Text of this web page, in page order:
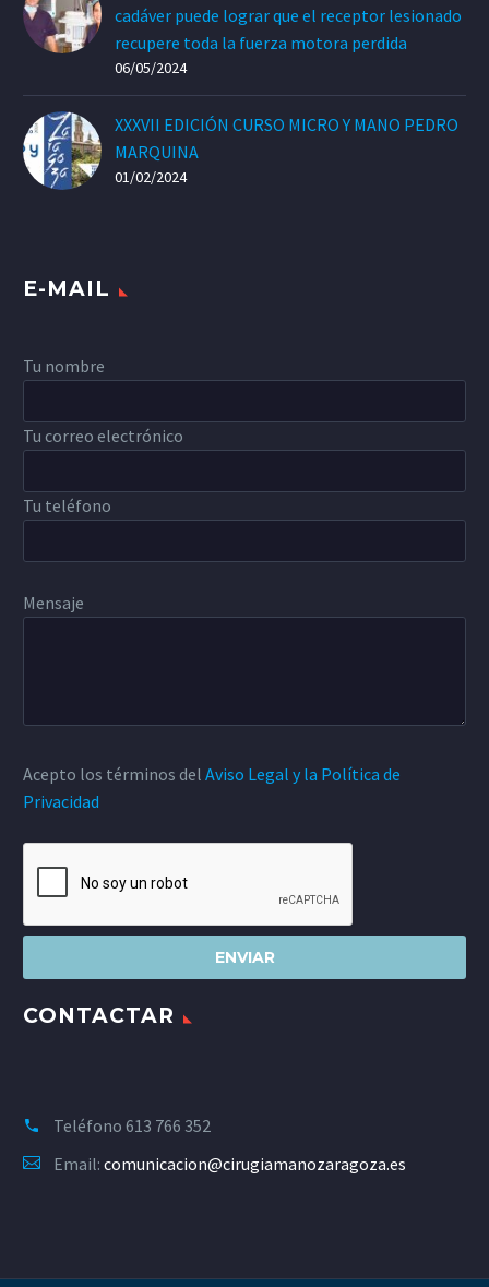
cadáver puede lograr que el receptor lesionado
recupere toda la fuerza motora perdida
06/05/2024
XXXVII EDICIÓN CURSO MICRO Y MANO PEDRO
MARQUINA
01/02/2024
E-MAIL
Tu nombre
Tu correo electrónico
Tu teléfono
Mensaje
Acepto los términos del Aviso Legal y la Política de
Privacidad
CONTACTAR
Teléfono 613 766 352
Email: comunicacion@cirugiamanozaragoza.es